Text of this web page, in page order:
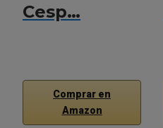
Cesp…
Comprar en
Amazon